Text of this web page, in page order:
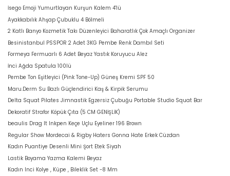
İsego Emoji Yumurtlayan Kurşun Kalem 4'lü
Ayakkabılık Ahşap Çubuklu 4 Bölmeli
2 Katlı Banyo Kozmetik Takı Düzenleyici Baharatlık Çok Amaçlı Organizer
Besinistanbul PSSPOR 2 Adet 3KG Pembe Renk Dambıl Seti
Formeya Fermuarlı 6 Adet Beyaz Yastık Koruyucu Alez
İnci Ağda Spatula 100lü
Pembe Ton Eşitleyici (Pink Tone-Up) Güneş Kremi SPF 50
Maru.Derm Su Bazlı Güçlendirici Kaş & Kirpik Serumu
Delta Squat Pilates Jimnastik Egzersiz Çubuğu Portable Studio Squat Bar
Dekoratif Strafor Köpük Çıta (5 CM GENİŞLİK)
beaulis Drag It Inkpen Keçe Uçlu Eyeliner 196 Brown
Regular Show Mordecai & Rigby Haters Gonna Hate Erkek Cüzdan
Kadın Puantiye Desenli Mini Şort Etek Siyah
Lastik Boyama Yazma Kalemi Beyaz
Kadın Inci Kolye , Küpe , Bileklik Set -8 Mm